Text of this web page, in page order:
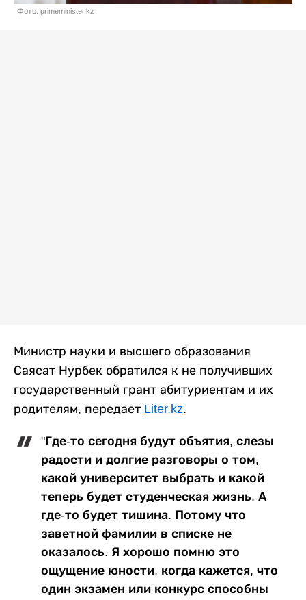
Фото: primeminister.kz
Министр науки и высшего образования
Саясат Нурбек обратился к не получивших
государственный грант абитуриентам и их
родителям, передает Liter.kz.
"Где-то сегодня будут объятия, слезы
радости и долгие разговоры о том,
какой университет выбрать и какой
теперь будет студенческая жизнь. А
где-то будет тишина. Потому что
заветной фамилии в списке не
оказалось. Я хорошо помню это
ощущение юности, когда кажется, что
один экзамен или конкурс способны